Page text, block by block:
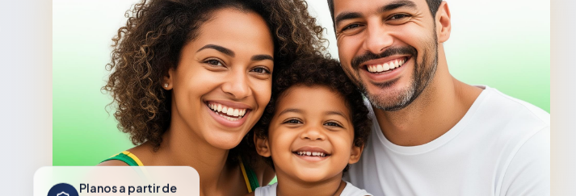
Planos a partir de